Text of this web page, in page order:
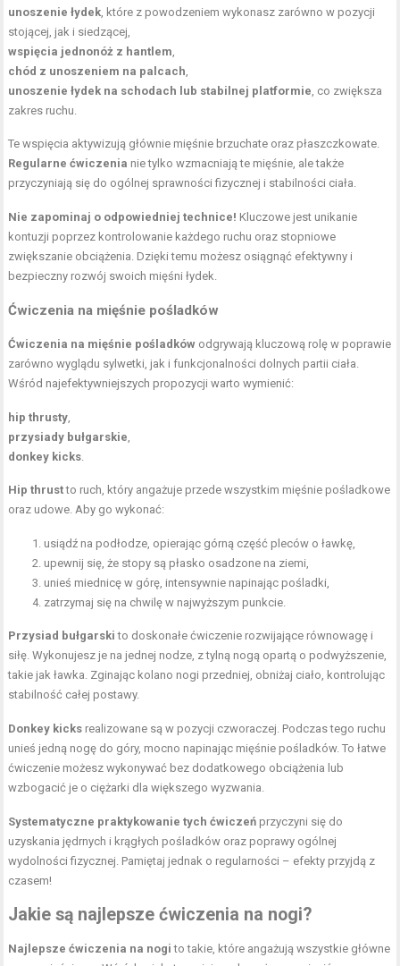
unoszenie łydek, które z powodzeniem wykonasz zarówno w pozycji
stojącej, jak i siedzącej,
wspięcia jednonóż z hantlem,
chód z unoszeniem na palcach,
unoszenie łydek na schodach lub stabilnej platformie, co zwiększa
zakres ruchu.
Te wspięcia aktywizują głównie mięśnie brzuchate oraz płaszczkowate.
Regularne ćwiczenia nie tylko wzmacniają te mięśnie, ale także
przyczyniają się do ogólnej sprawności fizycznej i stabilności ciała.
Nie zapominaj o odpowiedniej technice! Kluczowe jest unikanie
kontuzji poprzez kontrolowanie każdego ruchu oraz stopniowe
zwiększanie obciążenia. Dzięki temu możesz osiągnąć efektywny i
bezpieczny rozwój swoich mięśni łydek.
Ćwiczenia na mięśnie pośladków
Ćwiczenia na mięśnie pośladków odgrywają kluczową rolę w poprawie
zarówno wyglądu sylwetki, jak i funkcjonalności dolnych partii ciała.
Wśród najefektywniejszych propozycji warto wymienić:
hip thrusty,
przysiady bułgarskie,
donkey kicks.
Hip thrustto ruch, który angażuje przede wszystkim mięśnie pośladkowe
oraz udowe. Aby go wykonać:
usiądź na podłodze, opierając górną część pleców o ławkę,
upewnij się, że stopy są płasko osadzone na ziemi,
unieś miednicę w górę, intensywnie napinając pośladki,
zatrzymaj się na chwilę w najwyższym punkcie.
Przysiad bułgarski to doskonałe ćwiczenie rozwijające równowagę i
siłę. Wykonujesz je na jednej nodze, z tylną nogą opartą o podwyższenie,
takie jak ławka. Zginając kolano nogi przedniej, obniżaj ciało, kontrolując
stabilność całej postawy.
Donkey kicks realizowane są w pozycji czworaczej. Podczas tego ruchu
unieś jedną nogę do góry, mocno napinając mięśnie pośladków. To łatwe
ćwiczenie możesz wykonywać bez dodatkowego obciążenia lub
wzbogacić je o ciężarki dla większego wyzwania.
Systematyczne praktykowanie tych ćwiczeń przyczyni się do
uzyskania jędrnych i krągłych pośladków oraz poprawy ogólnej
wydolności fizycznej. Pamiętaj jednak o regularności – efekty przyjdą z
czasem!
Jakie są najlepsze ćwiczenia na nogi?
Najlepsze ćwiczenia na nogi to takie, które angażują wszystkie główne